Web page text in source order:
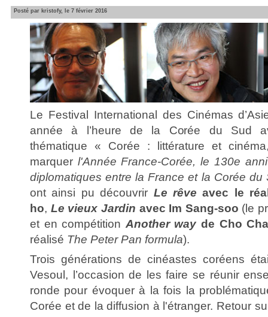
Posté par kristofy, le 7 février 2016
Le Festival International des Cinémas
année à l’heure de la Corée du Sud
thématique « Corée : littérature et
marquer l'Année France-Corée, le 130e
diplomatiques entre la France et la Corée du
ont ainsi pu découvrir Le rêve avec le
ho, Le vieux Jardin avec Im Sang-soo (le
et en compétition Another way de Cho
réalisé The Peter Pan formula).
Trois générations de cinéastes coréens
Vesoul, l’occasion de les faire se réunir
ronde pour évoquer à la fois la
Corée et de la diffusion à l'étranger. Retour